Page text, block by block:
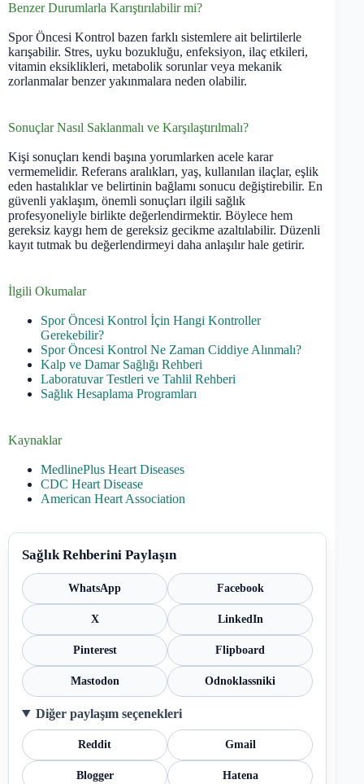
Benzer Durumlarla Karıştırılabilir mi?
Spor Öncesi Kontrol bazen farklı sistemlere ait belirtilerle
karışabilir. Stres, uyku bozukluğu, enfeksiyon, ilaç etkileri,
vitamin eksiklikleri, metabolik sorunlar veya mekanik
zorlanmalar benzer yakınmalara neden olabilir.
Sonuçlar Nasıl Saklanmalı ve Karşılaştırılmalı?
Kişi sonuçları kendi başına yorumlarken acele karar
vermemelidir. Referans aralıkları, yaş, kullanılan ilaçlar, eşlik
eden hastalıklar ve belirtinin bağlamı sonucu değiştirebilir. En
güvenli yaklaşım, önemli sonuçları ilgili sağlık
profesyoneliyle birlikte değerlendirmektir. Böylece hem
gereksiz kaygı hem de gereksiz gecikme azaltılabilir. Düzenli
kayıt tutmak bu değerlendirmeyi daha anlaşılır hale getirir.
İlgili Okumalar
Spor Öncesi Kontrol İçin Hangi Kontroller
Gerekebilir?
Spor Öncesi Kontrol Ne Zaman Ciddiye Alınmalı?
Kalp ve Damar Sağlığı Rehberi
Laboratuvar Testleri ve Tahlil Rehberi
Sağlık Hesaplama Programları
Kaynaklar
MedlinePlus Heart Diseases
CDC Heart Disease
American Heart Association
Sağlık Rehberini Paylaşın
WhatsApp Facebook
X LinkedIn
Pinterest Flipboard
Mastodon Odnoklassniki
Diğer paylaşım seçenekleri
Reddit Gmail
Blogger Hatena